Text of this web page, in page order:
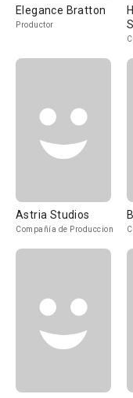
Elegance Bratton
Productor
Astria Studios
Compañía de Produccion